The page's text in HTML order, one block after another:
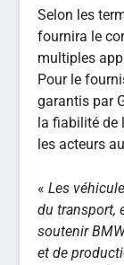
Selon les
fournira le
multiples
Pour le
garantis par
la fiabilité de
les acteurs
«Les
du transport,
soutenir
et de